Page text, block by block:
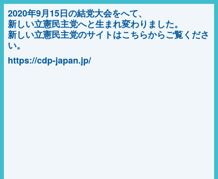
2020年9月15日の結党大会をへて、
新しい立憲民主党へと生まれ変わりました。
新しい立憲民主党のサイトはこちらからご覧くださ
い。
https://cdp-japan.jp/